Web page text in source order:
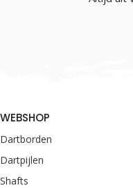
WEBSHOP
Dartborden
Dartpijlen
Shafts